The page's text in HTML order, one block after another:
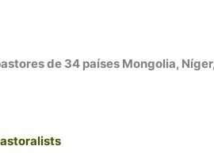
de 34 países Mongolia,